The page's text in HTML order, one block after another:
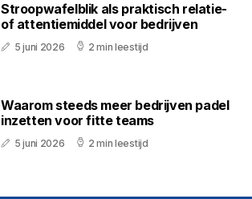
Stroopwafelblik als praktisch relatie-
of attentiemiddel voor bedrijven
5 juni 2026 2 min leestijd
Waarom steeds meer bedrijven padel
inzetten voor fitte teams
5 juni 2026 2 min leestijd